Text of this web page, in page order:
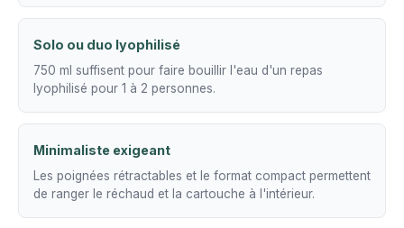
Solo ou duo lyophilisé
750 ml suffisent pour faire bouillir l'eau d'un repas
lyophilisé pour 1 à 2 personnes.
Minimaliste exigeant
Les poignées rétractables et le format compact permettent
de ranger le réchaud et la cartouche à l'intérieur.